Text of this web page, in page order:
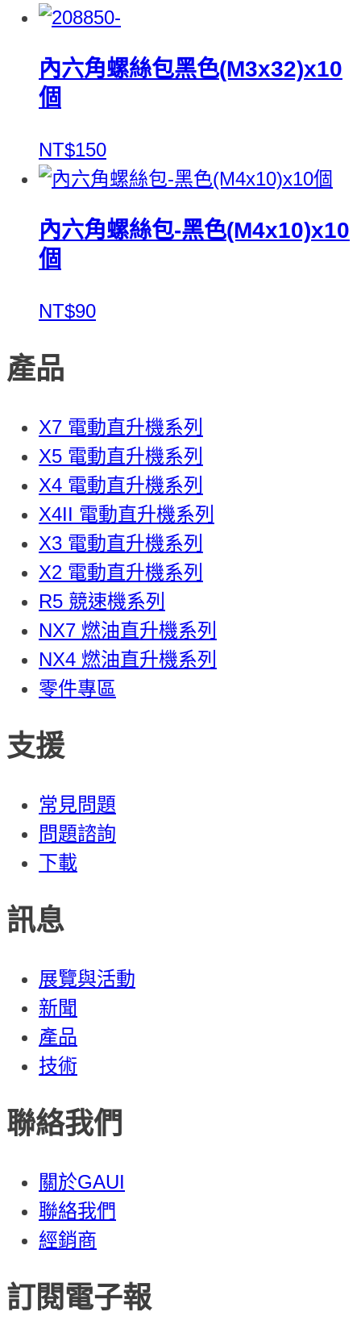
內六角螺絲包黑色(M3x32)x10
個
NT$150
內六角螺絲包-黑色(M4x10)x10
個
NT$90
產品
X7 電動直升機系列
X5 電動直升機系列
X4 電動直升機系列
X4II 電動直升機系列
X3 電動直升機系列
X2 電動直升機系列
R5 競速機系列
NX7 燃油直升機系列
NX4 燃油直升機系列
零件專區
支援
常見問題
問題諮詢
下載
訊息
展覽與活動
新聞
產品
技術
聯絡我們
關於GAUI
聯絡我們
經銷商
訂閱電子報